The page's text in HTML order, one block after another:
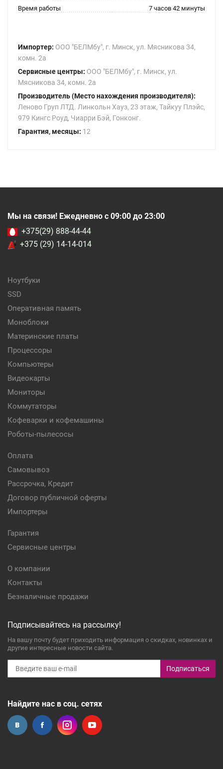
Время работы
7 часов 42 минуты
Импортер: ООО "БЕЛМбу", г. Минск, ул. Мясникова 34,
комн. 2а
Сервисные центры: ООО "БЕЛМбу", г. Минск, ул.
Мясникова 34, комн. 2а
Производитель (Место нахождения производителя):
Леново Груп ЛТД. Линкольн Хауз, 23 этаж, Тайкуу Плэйс,
979 Кингс Роуд, Чиарри Бэй, Гонконг.
Гарантия, месяцы: 12
Мы на связи! Ежедневно с 09:00 до 23:00
+375(29) 888-44-44
+375 (29) 14-14-014
Ноутбуки
SSD
Оперативная память
Моноблоки
Материнские платы
Процессоры
Компьютеры
Видеокарты
Мониторы
Коммутаторы
Кофеварки и кофемашины
Роботы-пылесосы
Оплата
Самовывоз
Рассрочка, Кредит
Договор публичной оферты
Импортеры
Гарантия
Сервисные центры
О компании
Контакты
Безналичные продажи
Подписывайтесь на рассылку!
На вашу почту будет приходить информация о скидках, новинках и
другие интересные новости сайта.
Подписаться
Найдите нас в соц. сетях